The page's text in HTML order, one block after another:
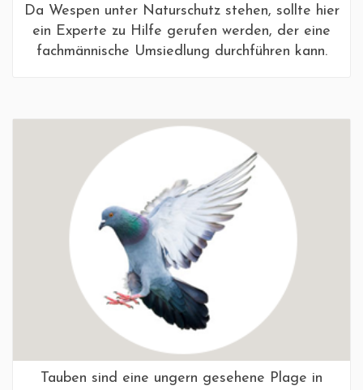
Da Wespen unter Naturschutz stehen, sollte hier
ein Experte zu Hilfe gerufen werden, der eine
fachmännische Umsiedlung durchführen kann.
Tauben sind eine ungern gesehene Plage in